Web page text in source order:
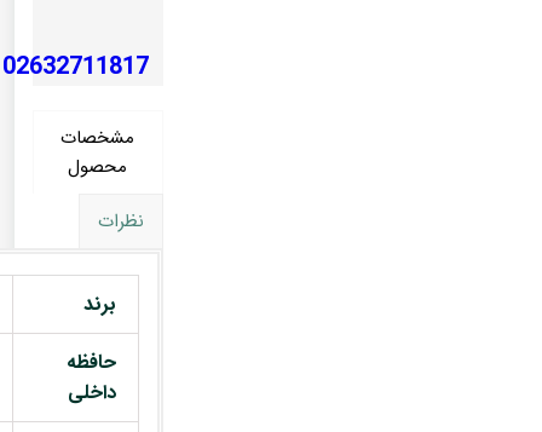
02632711817
مشخصات
محصول
نظرات
برند
حافظه
داخلی